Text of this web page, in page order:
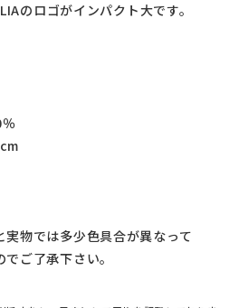
のロゴがインパクト大です。
実物では多少色具合が異なって
ご了承下さい。